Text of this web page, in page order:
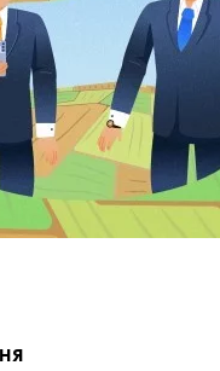
даних.
КОНСУЛЬТАЦІЮ